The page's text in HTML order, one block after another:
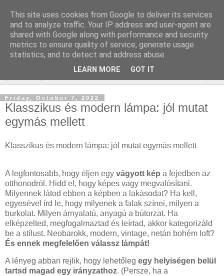
Keresőmarketing :
Borkereskedés
Friday, October 7, 2022
Klasszikus és modern lámpa: jól mutat
egymás mellett
Klasszikus és modern lámpa: jól mutat egymás mellett
A legfontosabb, hogy éljen egy vágyott kép a fejedben az
otthonodról. Hidd el, hogy képes vagy megvalósítani.
Milyennek látod ebben a képben a lakásodat? Ha kell,
egyesével írd le, hogy milyenek a falak színei, milyen a
burkolat. Milyen árnyalatú, anyagú a bútorzat. Ha
elképzelted, megfogalmaztad és leírtad, akkor kategorizáld
be a stílust. Neobarokk, modern, vintage, netán bohém loft?
És ennek megfelelően válassz lámpát!
A lényeg abban rejlik, hogy lehetőleg egy helyiségen belül
tartsd magad egy irányzathoz. (Persze, ha a
This site uses cookies from Google to deliver its services
and to analyze traffic. Your IP address and user-agent are
shared with Google along with performance and security
metrics to ensure quality of service, generate usage
statistics, and to detect and address abuse.
LEARN MORE GOT IT